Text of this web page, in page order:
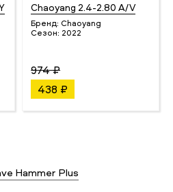
Chaoyang 2.4-2.80 A/V
Бренд: Chaoyang
Сезон: 2022
974 ₽
438 ₽
Hammer Plus